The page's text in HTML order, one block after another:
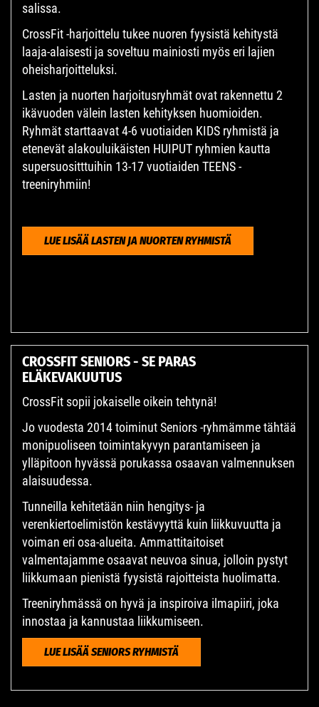
salissa.
CrossFit -harjoittelu tukee nuoren fyysistä kehitystä
laaja-alaisesti ja soveltuu mainiosti myös eri lajien
oheisharjoitteluksi.
Lasten ja nuorten harjoitusryhmät ovat rakennettu 2
ikävuoden välein lasten kehityksen huomioiden.
Ryhmät starttaavat 4-6 vuotiaiden KIDS ryhmistä ja
etenevät alakouluikäisten HUIPUT ryhmien kautta
supersuositttuihin 13-17 vuotiaiden TEENS -
treeniryhmiin!
LUE LISÄÄ LASTEN JA NUORTEN RYHMISTÄ
CROSSFIT SENIORS - SE PARAS
ELÄKEVAKUUTUS
CrossFit sopii jokaiselle oikein tehtynä!
Jo vuodesta 2014 toiminut Seniors -ryhmämme tähtää
monipuoliseen toimintakyvyn parantamiseen ja
ylläpitoon hyvässä porukassa osaavan valmennuksen
alaisuudessa.
Tunneilla kehitetään niin hengitys- ja
verenkiertoelimistön kestävyyttä kuin liikkuvuutta ja
voiman eri osa-alueita. Ammattitaitoiset
valmentajamme osaavat neuvoa sinua, jolloin pystyt
liikkumaan pienistä fyysistä rajoitteista huolimatta.
Treeniryhmässä on hyvä ja inspiroiva ilmapiiri, joka
innostaa ja kannustaa liikkumiseen.
LUE LISÄÄ SENIORS RYHMISTÄ